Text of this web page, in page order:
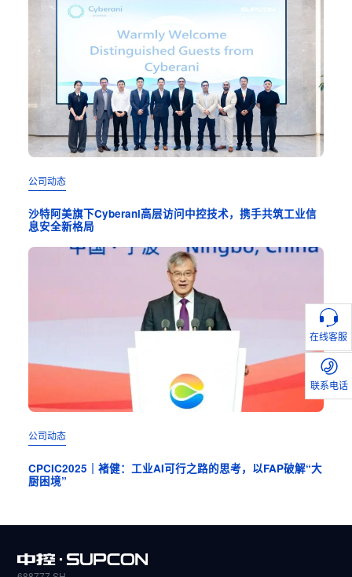
在线客服
联系电话
公司动态
沙特阿美旗下Cyberani高层访问中控技术，携手共筑工业信
息安全新格局
公司动态
CPCIC2025｜褚健：工业AI可行之路的思考，以FAP破解“大
厨困境”